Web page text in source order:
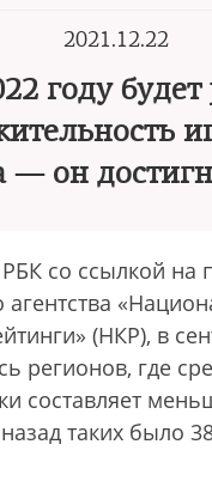
2021.12.22
году будет
— он
РБК со ссылкой на
агентства
(НКР), в
регионов, где
составляет
таких было